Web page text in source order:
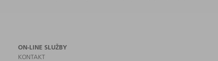
ON-LINE SLUŽBY
KONTAKT